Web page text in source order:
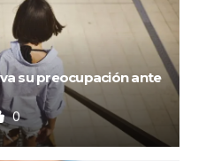
su preocupación ante
0